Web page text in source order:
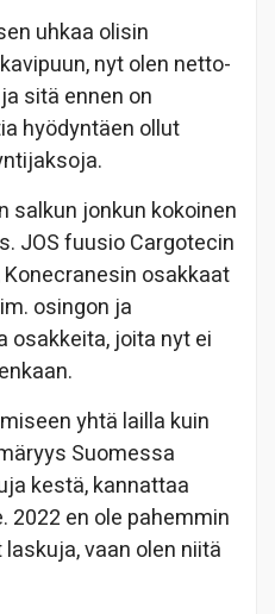
uhkaa olisin
nyt olen netto-
sitä ennen on
hyödyntäen ollut
salkun jonkun kokoinen
JOS fuusio Cargotecin
osakkaat
osingon ja
osakkeita, joita nyt ei
yhtä lailla kuin
Suomessa
kestä, kannattaa
2022 en ole pahemmin
vaan olen niitä